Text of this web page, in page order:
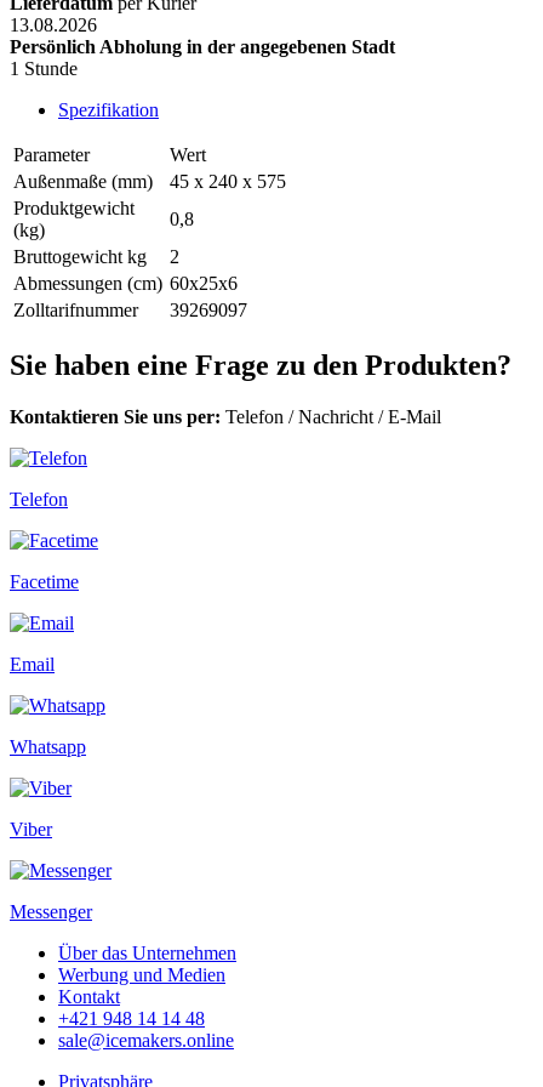
13.08.2026
Persönlich Abholung in der angegebenen Stadt
1 Stunde
Spezifikation
Parameter
Wert
Außenmaße (mm)
45 x 240 x 575
Produktgewicht
(kg)
0,8
Bruttogewicht kg
2
Abmessungen (cm) 60x25x6
Zolltarifnummer
39269097
Sie haben eine Frage zu den Produkten?
Kontaktieren Sie uns per: Telefon /Nachricht /E-Mail
Telefon
Facetime
Email
Whatsapp
Viber
Messenger
Über das Unternehmen
Werbung und Medien
Kontakt
+421 948 14 14 48
sale@icemakers.online
Privatsphäre